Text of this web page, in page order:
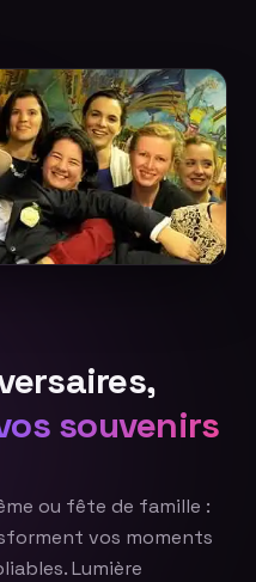
souvenirs
ou fête de famille :
vos moments
Lumière